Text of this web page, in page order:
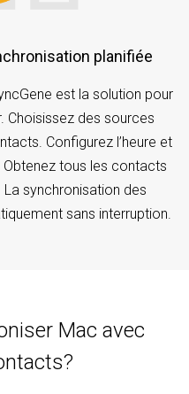
planifiée
est la solution pour
Choisissez des sources
Configurez l’heure et
Obtenez tous les contacts
La synchronisation des
sans interruption.
Mac avec